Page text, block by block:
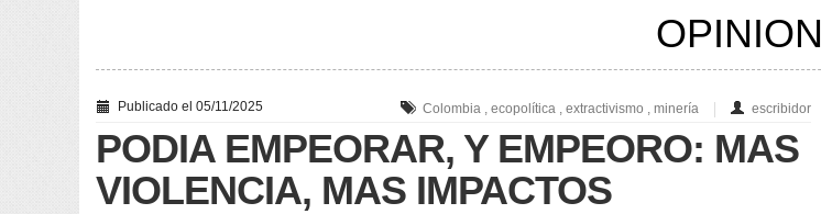
OPINION
Publicado el 05/11/2025 escribidor
Colombia , ecopolítica , extractivismo , minería
PODIA EMPEORAR, Y EMPEORO: MAS
VIOLENCIA, MAS IMPACTOS